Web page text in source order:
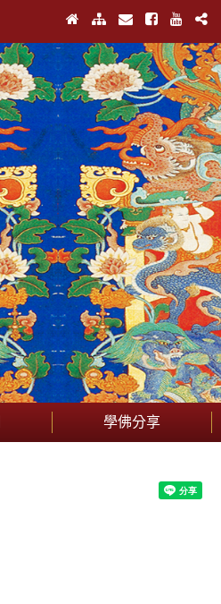
學佛分享